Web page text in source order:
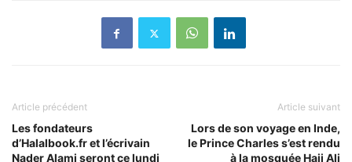
Article précédent
Les fondateurs
d’Halalbook.fr et l’écrivain
Nader Alami seront ce lundi
Article suivant
Lors de son voyage en Inde,
le Prince Charles s’est rendu
à la mosquée Haji Ali